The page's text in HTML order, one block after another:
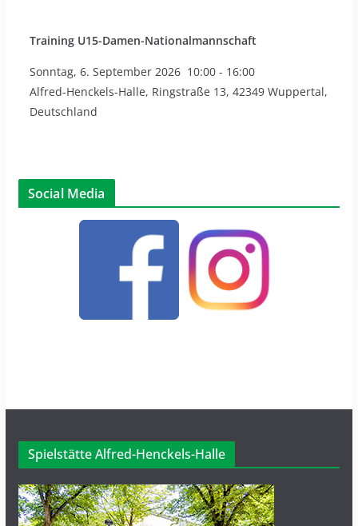
Training U15-Damen-Nationalmannschaft
Sonntag, 6. September 2026 10:00- 16:00
Alfred-Henckels-Halle, Ringstraße 13, 42349 Wuppertal,
Deutschland
Social Media
Spielstätte Alfred-Henckels-Halle